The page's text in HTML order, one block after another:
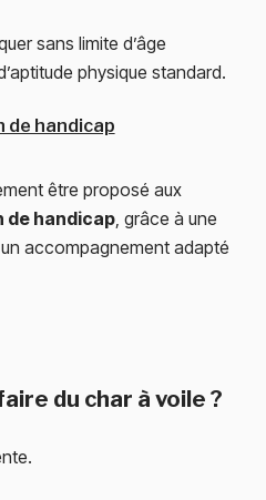
sans limite d’âge
physique standard.
de handicap
être proposé aux
de handicap, grâce à une
accompagnement adapté
du char à voile ?